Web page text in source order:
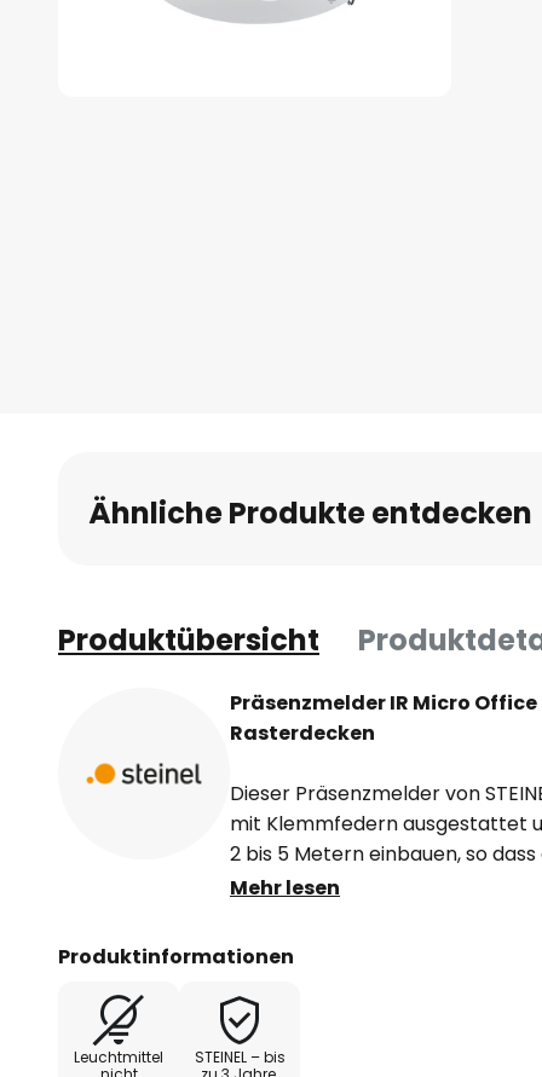
Ähnliche Produkte entdecken
Produktübersicht
Präsenzmelder IR Micro
Rasterdecken
Dieser Präsenzmelder von
mit Klemmfedern ausgestattet
2 bis 5 Metern einbauen, so
- Reichweite tangential 6 x 6 m,
- mit Unterkriechschutz
- 168 Schaltzonen
- Lieferung inkl. Abdeckschalen
Mehr lesen
Produktinformationen
Leuchtmittel
STEINEL – bis